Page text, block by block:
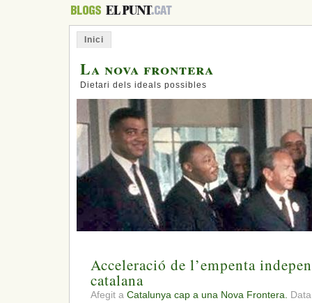
Inici
La nova frontera
Dietari dels ideals possibles
Acceleració de l’empenta
catalana
Afegit a Catalunya cap a una Nova Frontera.